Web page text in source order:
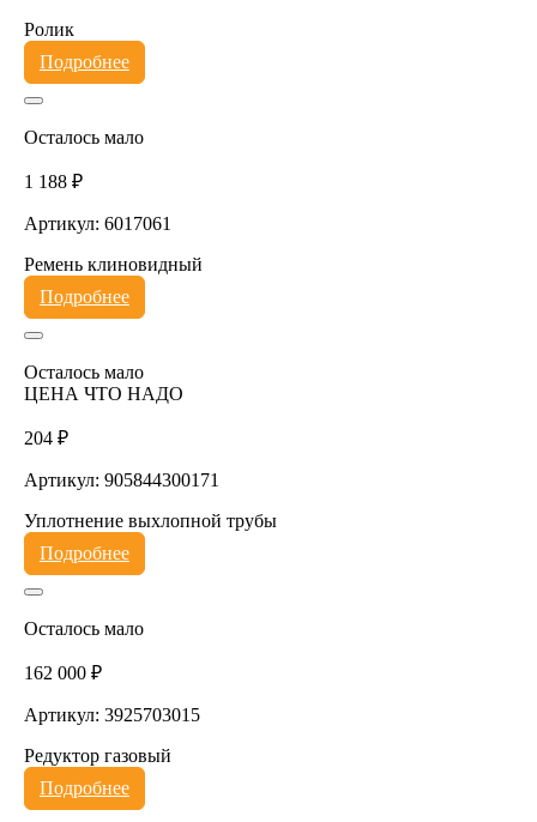
Ролик
Подробнее
Осталось мало
1 188 ₽
Артикул: 6017061
Ремень клиновидный
Подробнее
Осталось мало
ЦЕНА ЧТО НАДО
204 ₽
Артикул: 905844300171
Уплотнение выхлопной трубы
Подробнее
Осталось мало
162 000 ₽
Артикул: 3925703015
Редуктор газовый
Подробнее